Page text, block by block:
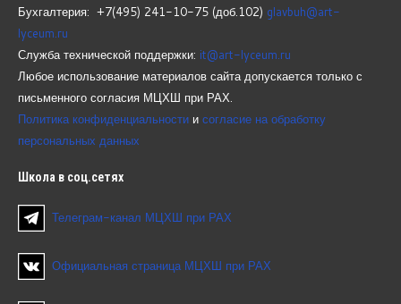
Бухгалтерия: +7(495) 241-10-75 (доб.102) glavbuh@art-
lyceum.ru
Служба технической поддержки: it@art-lyceum.ru
Любое использование материалов сайта допускается только с
письменного согласия МЦХШ при РАХ.
Политика конфиденциальности и согласие на обработку
персональных данных
Школа в соц.сетях
Телеграм-канал МЦХШ при РАХ
Официальная страница МЦХШ при РАХ